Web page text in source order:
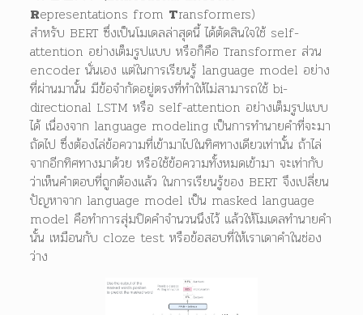
Representations from Transformers)
สำหรับ BERT ซึ่งเป็นโมเดลล่าสุดนี้ ได้ตัดสินใจใช้ self-
attention อย่างเต็มรูปแบบ หรือก็คือ Transformer ส่วน
encoder นั่นเอง แต่ในการเรียนรู้ language model อย่าง
ที่ผ่านมานั้น มีข้อจำกัดอยู่ตรงที่ทำให้ไม่สามารถใช้ bi-
directional LSTM หรือ self-attention อย่างเต็มรูปแบบ
ได้ เนื่องจาก language modeling เป็นการทำนายคำที่จะมา
ถัดไป ซึ่งต้องไล่ข้อความที่เข้ามาไปในทิศทางเดียวเท่านั้น ถ้าไล่
จากอีกทิศทางมาด้วย หรือใช้ข้อความทั้งหมดเข้ามา จะเท่ากับ
ว่าเห็นคำตอบที่ถูกต้องแล้ว ในการเรียนรู้ของ BERT จึงเปลี่ยน
ปัญหาจาก language model เป็น masked language
model คือทำการสุ่มปิดคำจำนวนนึงไว้ แล้วให้โมเดลทำนายคำ
นั้น เหมือนกับ cloze test หรือข้อสอบที่ให้เราเดาคำในช่อง
ว่าง